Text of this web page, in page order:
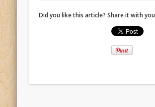
Did you like this article? Share it with